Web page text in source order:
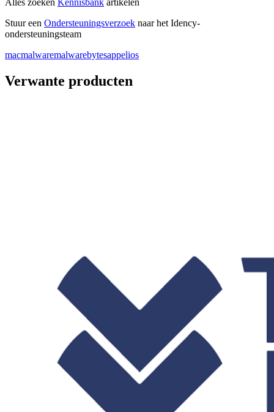
Alles zoeken Kennisbank artikelen
Stuur een Ondersteuningsverzoek naar het Idency-
ondersteuningsteam
macmalwaremalwarebytesappelios
Verwante producten